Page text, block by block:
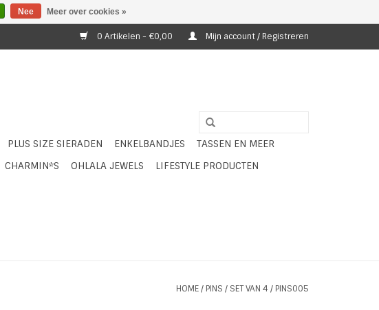
0 Artikelen - €0,00 Mijn account / Registreren
PLUS SIZE SIERADEN ENKELBANDJES
TASSEN EN MEER
CHARMIN*S OHLALA JEWELS
LIFESTYLE PRODUCTEN
HOME/ PINS / SET VAN 4 / PINS005
Nee Meer over cookies »